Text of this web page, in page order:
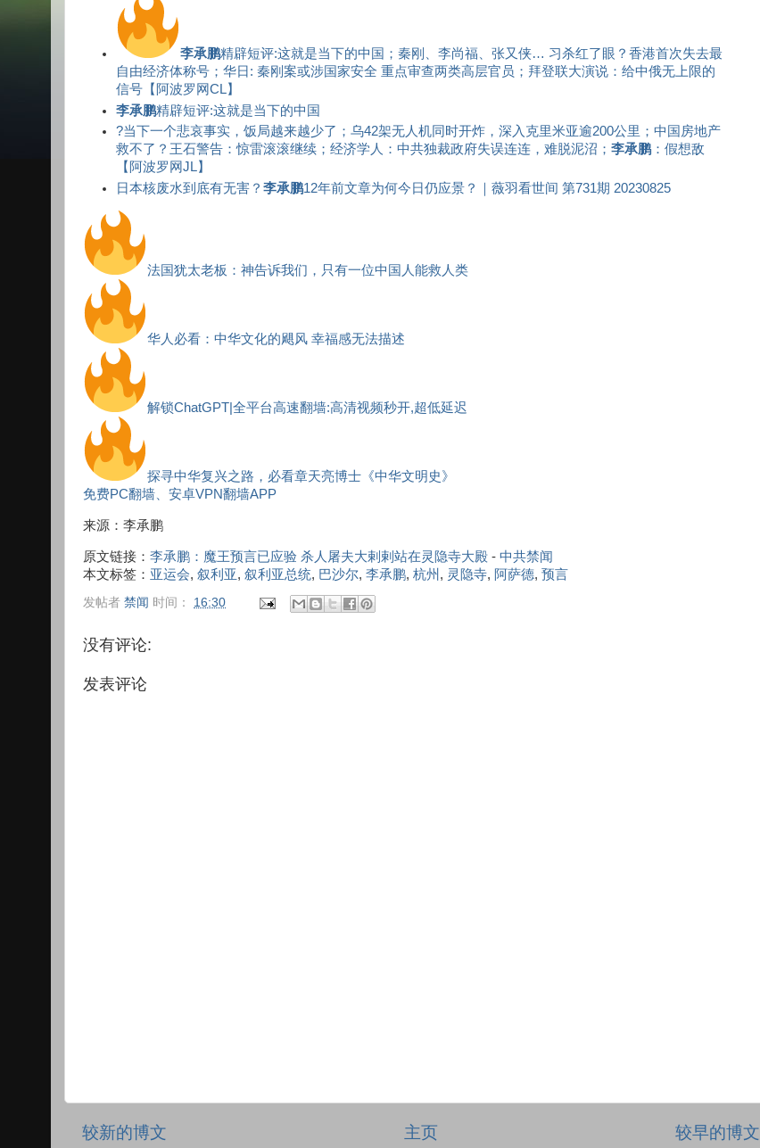
李承鹏精辟短评:这就是当下的中国；秦刚、李尚福、张又侠… 习杀红了眼？香港首次失去最
自由经济体称号；华日: 秦刚案或涉国家安全 重点审查两类高层官员；拜登联大演说：给中俄无上限的
信号【阿波罗网CL】
李承鹏精辟短评:这就是当下的中国
?当下一个悲哀事实，饭局越来越少了；乌42架无人机同时开炸，深入克里米亚逾200公里；中国房地产
救不了？王石警告：惊雷滚滚继续；经济学人：中共独裁政府失误连连，难脱泥沼；李承鹏 ：假想敌
【阿波罗网JL】
日本核废水到底有无害？李承鹏12年前文章为何今日仍应景？｜薇羽看世间 第731期 20230825
法国犹太老板：神告诉我们，只有一位中国人能救人类
华人必看：中华文化的飓风 幸福感无法描述
解锁ChatGPT|全平台高速翻墙:高清视频秒开,超低延迟
探寻中华复兴之路，必看章天亮博士《中华文明史》
免费PC翻墙、安卓VPN翻墙APP
来源：李承鹏
原文链接： 李承鹏：魔王预言已应验 杀人屠夫大剌剌站在灵隐寺大殿 - 中共禁闻
本文标签： 亚运会, 叙利亚, 叙利亚总统, 巴沙尔, 李承鹏, 杭州 , 灵隐寺, 阿萨德, 预言
发帖者 禁闻 时间： 16:30
没有评论:
发表评论
较新的博文 较早的博文
主页